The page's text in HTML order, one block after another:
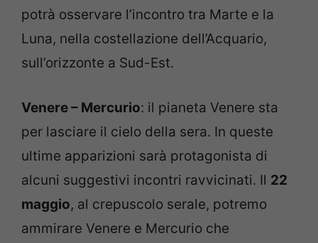
potrà osservare l’incontro tra Marte e la
Luna, nella costellazione dell’Acquario,
sull’orizzonte a Sud-Est.
Venere – Mercurio: il pianeta Venere sta
per lasciare il cielo della sera. In queste
ultime apparizioni sarà protagonista di
alcuni suggestivi incontri ravvicinati. Il 22
maggio, al crepuscolo serale, potremo
ammirare Venere e Mercurio che